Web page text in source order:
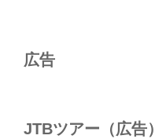
ー
ン
広告
JTBツアー（広告）